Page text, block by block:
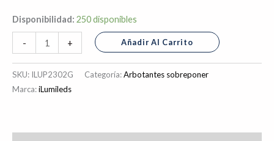
Disponibilidad: 250 disponibles
- + Añadir Al Carrito
SKU: ILUP2302G Categoría:Arbotantes sobreponer
Marca:iLumileds